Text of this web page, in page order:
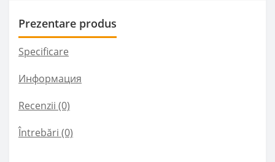
Prezentare produs
Specificare
Информация
Recenzii (0)
Întrebări (0)